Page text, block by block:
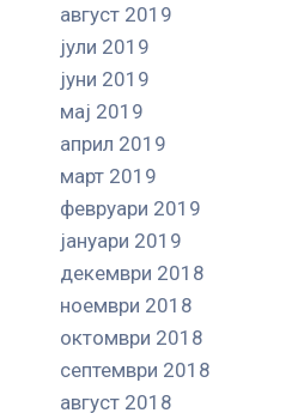
август 2019
јули 2019
јуни 2019
мај 2019
април 2019
март 2019
февруари 2019
јануари 2019
декември 2018
ноември 2018
октомври 2018
септември 2018
август 2018